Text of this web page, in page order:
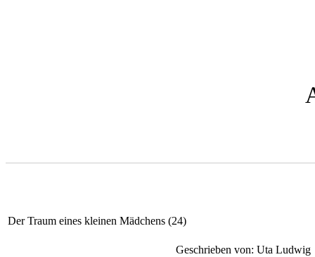
Der Traum eines kleinen Mädchens (24)
Geschrieben von: Uta Ludwig